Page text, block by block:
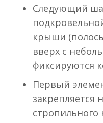
Следующий
крыши
вверх с
фиксируются
Первый
закрепляется
стропильного